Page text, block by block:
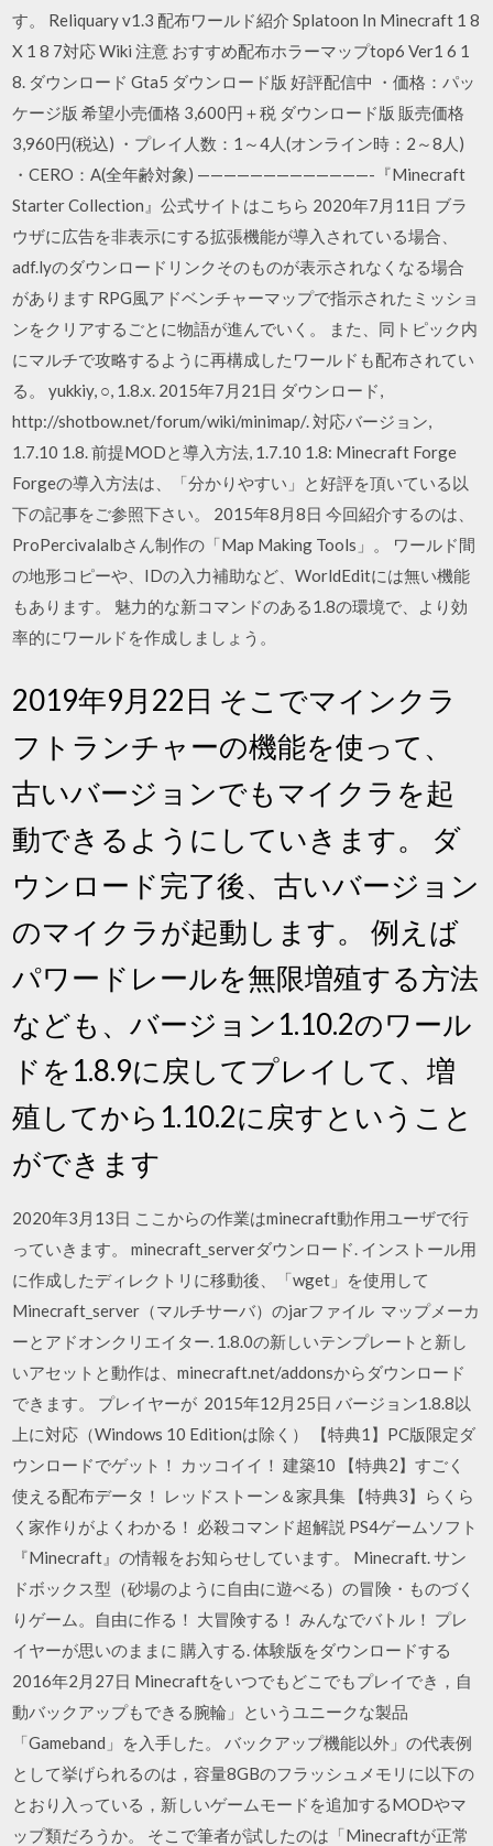
す。 Reliquary v1.3 配布ワールド紹介 Splatoon In Minecraft 1 8
X 1 8 7対応 Wiki 注意 おすすめ配布ホラーマップtop6 Ver1 6 1
8. ダウンロード Gta5 ダウンロード版 好評配信中 ・価格：パッ
ケージ版 希望小売価格 3,600円＋税 ダウンロード版 販売価格
3,960円(税込) ・プレイ人数：1～4人(オンライン時：2～8人)
・CERO：A(全年齢対象) —————————————-『Minecraft
Starter Collection』公式サイトはこちら 2020年7月11日 ブラ
ウザに広告を非表示にする拡張機能が導入されている場合、
adf.lyのダウンロードリンクそのものが表示されなくなる場合
があります RPG風アドベンチャーマップで指示されたミッショ
ンをクリアするごとに物語が進んでいく。 また、同トピック内
にマルチで攻略するように再構成したワールドも配布されてい
る。 yukkiy, ○, 1.8.x. 2015年7月21日 ダウンロード,
http://shotbow.net/forum/wiki/minimap/. 対応バージョン,
1.7.10 1.8. 前提MODと導入方法, 1.7.10 1.8: Minecraft Forge
Forgeの導入方法は、「分かりやすい」と好評を頂いている以
下の記事をご参照下さい。 2015年8月8日 今回紹介するのは、
ProPercivalalbさん制作の「Map Making Tools」。 ワールド間
の地形コピーや、IDの入力補助など、WorldEditには無い機能
もあります。 魅力的な新コマンドのある1.8の環境で、より効
率的にワールドを作成しましょう。
2019年9月22日 そこでマインクラ
フトランチャーの機能を使って、
古いバージョンでもマイクラを起
動できるようにしていきます。 ダ
ウンロード完了後、古いバージョン
のマイクラが起動します。 例えば
パワードレールを無限増殖する方法
なども、バージョン1.10.2のワール
ドを1.8.9に戻してプレイして、増
殖してから1.10.2に戻すということ
ができます
2020年3月13日 ここからの作業はminecraft動作用ユーザで行
っていきます。 minecraft_serverダウンロード. インストール用
に作成したディレクトリに移動後、「wget」を使用して
Minecraft_server（マルチサーバ）のjarファイル マップメーカ
ーとアドオンクリエイター. 1.8.0の新しいテンプレートと新し
いアセットと動作は、minecraft.net/addonsからダウンロード
できます。 プレイヤーが 2015年12月25日 バージョン1.8.8以
上に対応（Windows 10 Editionは除く） 【特典1】PC版限定ダ
ウンロードでゲット！ カッコイイ！ 建築10 【特典2】すごく
使える配布データ！ レッドストーン＆家具集 【特典3】らくら
く家作りがよくわかる！ 必殺コマンド超解説 PS4ゲームソフト
『Minecraft』の情報をお知らせしています。 Minecraft. サン
ドボックス型（砂場のように自由に遊べる）の冒険・ものづく
りゲーム。自由に作る！ 大冒険する！ みんなでバトル！ プレ
イヤーが思いのままに 購入する. 体験版をダウンロードする
2016年2月27日 Minecraftをいつでもどこでもプレイでき，自
動バックアップもできる腕輪」というユニークな製品
「Gameband」を入手した。 バックアップ機能以外」の代表例
として挙げられるのは，容量8GBのフラッシュメモリに以下の
とおり入っている，新しいゲームモードを追加するMODやマ
ップ類だろうか。 そこで筆者が試したのは「Minecraftが正常